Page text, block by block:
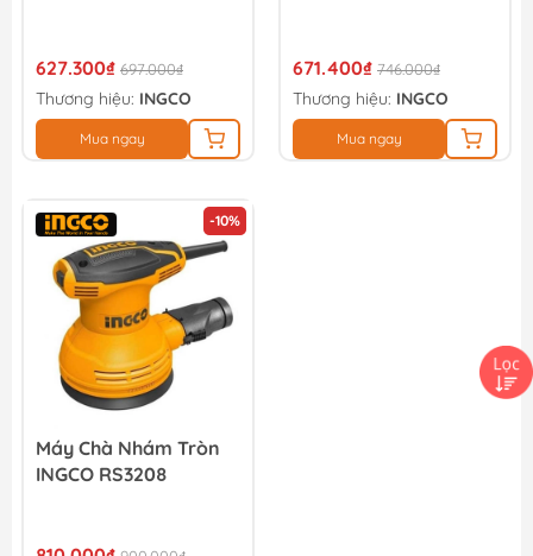
627.300₫ 697.000₫
Thương hiệu: INGCO
Mua ngay
671.400₫ 746.000₫
Thương hiệu: INGCO
Mua ngay
-10%
Máy Chà Nhám Tròn
INGCO RS3208